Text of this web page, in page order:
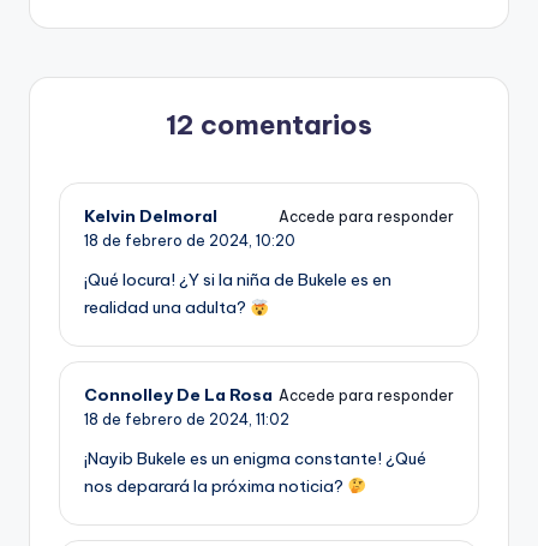
12 comentarios
Kelvin Delmoral
Accede para responder
18 de febrero de 2024, 10:20
¡Qué locura! ¿Y si la niña de Bukele es en
realidad una adulta?
Connolley De La Rosa Accede para responder
18 de febrero de 2024, 11:02
¡Nayib Bukele es un enigma constante! ¿Qué
nos deparará la próxima noticia?